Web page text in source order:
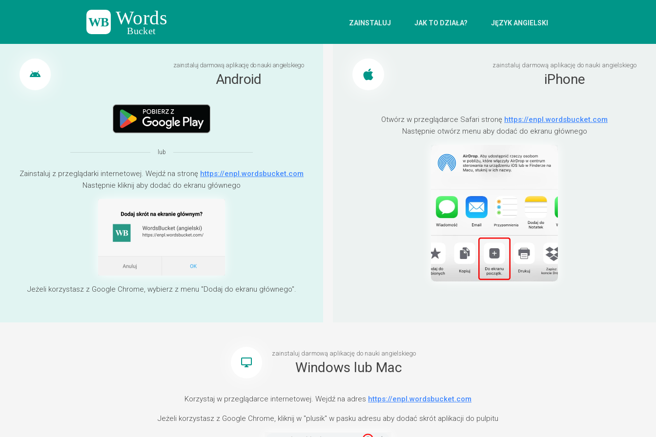
Words
Bucket
ZAINSTALUJ JAK TO DZIAŁA? JĘZYK ANGIELSKI
android
zainstaluj darmową aplikację do nauki angielskiego
Android
lub
Zainstaluj z przeglądarki internetowej. Wejdź na stronę https://enpl.wordsbucket.com
Następnie kliknij aby dodać do ekranu głównego
Jeżeli korzystasz z Google Chrome, wybierz z menu "Dodaj do ekranu głównego".
zainstaluj darmową aplikację do nauki angielskiego
iPhone
Otwórz w przeglądarce Safari stronę https://enpl.wordsbucket.com
Następnie otwórz menu aby dodać do ekranu głównego
desktop_windows
zainstaluj darmową aplikację do nauki angielskiego
Windows lub Mac
Korzystaj w przeglądarce internetowej. Wejdź na adres https://enpl.wordsbucket.com
Jeżeli korzystasz z Google Chrome, kliknij w "plusik" w pasku adresu aby dodać skrót aplikacji do pulpitu